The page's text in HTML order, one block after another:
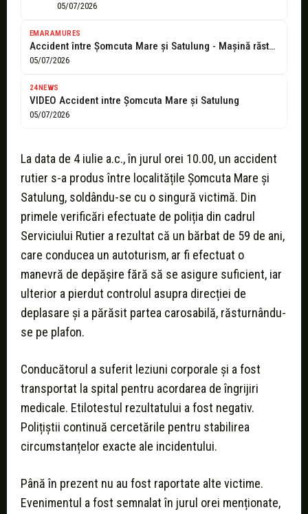
05/07/2026
EMARAMURES
Accident între Șomcuta Mare și Satulung - Mașină răsturnată pe plafon, șofer...
05/07/2026
24NEWS
VIDEO Accident intre Șomcuta Mare și Satulung
05/07/2026
La data de 4 iulie a.c., în jurul orei 10.00, un accident
rutier s-a produs între localitățile Șomcuta Mare și
Satulung, soldându-se cu o singură victimă. Din
primele verificări efectuate de poliția din cadrul
Serviciului Rutier a rezultat că un bărbat de 59 de ani,
care conducea un autoturism, ar fi efectuat o
manevră de depășire fără să se asigure suficient, iar
ulterior a pierdut controlul asupra direcției de
deplasare și a părăsit partea carosabilă, răsturnându-
se pe plafon.
Conducătorul a suferit leziuni corporale și a fost
transportat la spital pentru acordarea de îngrijiri
medicale. Etilotestul rezultatului a fost negativ.
Polițiștii continuă cercetările pentru stabilirea
circumstanțelor exacte ale incidentului.
Până în prezent nu au fost raportate alte victime.
Evenimentul a fost semnalat în jurul orei menționate,